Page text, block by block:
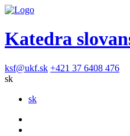
Katedra
ksf@ukf.sk +421 37 6408 476
sk
sk